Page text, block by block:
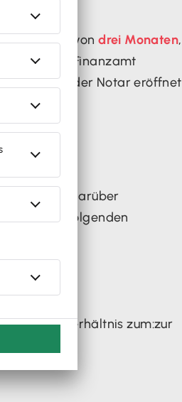
Innerhalb vondrei Monaten,
Finanzamt
oder Notar eröffnet
darüber
die folgenden
Verhältnis zum:zur